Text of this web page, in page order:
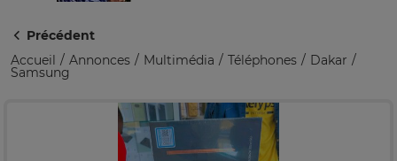
Précédent
Accueil
Annonces Multimédia Téléphones Dakar
Samsung